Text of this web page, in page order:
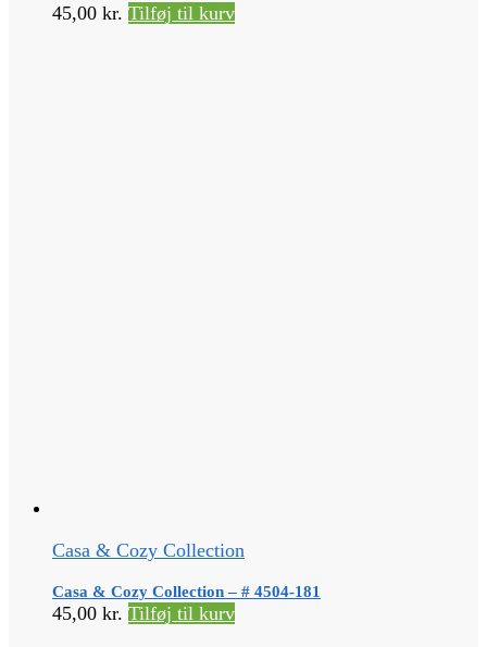
45,00 kr. Tilføj til kurv
Casa & Cozy Collection
Casa & Cozy Collection – # 4504-181
45,00 kr. Tilføj til kurv